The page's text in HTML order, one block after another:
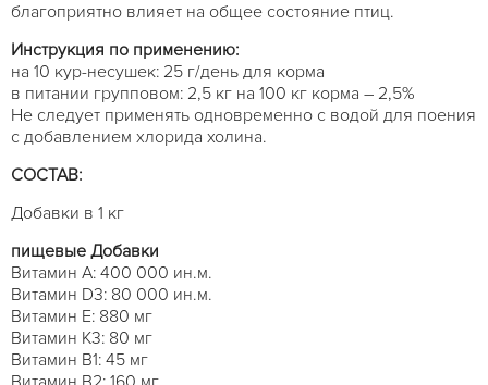
благоприятно влияет на общее состояние птиц.
Инструкция по применению:
на 10 кур-несушек: 25 г/день для корма
в питании групповом: 2,5 кг на 100 кг корма – 2,5%
Не следует применять одновременно с водой для поения
с добавлением хлорида холина.
СОСТАВ:
Добавки в 1 кг
пищевые Добавки
Витамин A: 400 000 ин.м.
Витамин D3: 80 000 ин.м.
Витамин E: 880 мг
Витамин K3: 80 мг
Витамин B1: 45 мг